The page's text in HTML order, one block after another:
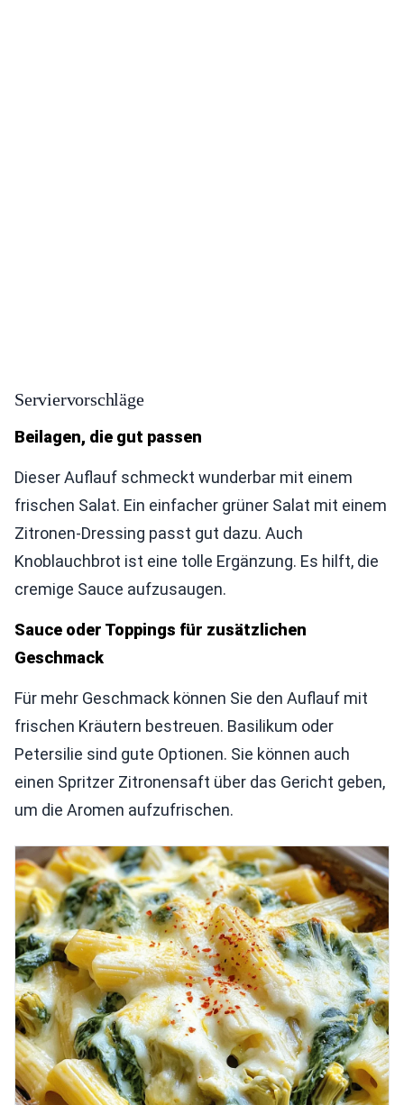
Serviervorschläge
Beilagen, die gut passen
Dieser Auflauf schmeckt wunderbar mit einem
frischen Salat. Ein einfacher grüner Salat mit einem
Zitronen-Dressing passt gut dazu. Auch
Knoblauchbrot ist eine tolle Ergänzung. Es hilft, die
cremige Sauce aufzusaugen.
Sauce oder Toppings für zusätzlichen
Geschmack
Für mehr Geschmack können Sie den Auflauf mit
frischen Kräutern bestreuen. Basilikum oder
Petersilie sind gute Optionen. Sie können auch
einen Spritzer Zitronensaft über das Gericht geben,
um die Aromen aufzufrischen.